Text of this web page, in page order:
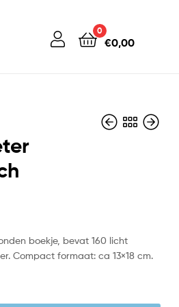
0
€0,00
boekje, bevat 160 licht
Compact formaat: ca 13×18 cm.